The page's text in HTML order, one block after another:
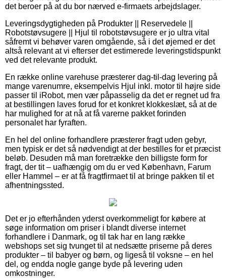
det beroer på at du bor nærved e-firmaets arbejdslager.
Leveringsdygtigheden på Produkter || Reservedele ||
Robotstøvsugere || Hjul til robotstøvsugere er jo ultra vital
såfremt vi behøver varen omgående, så i det øjemed er det
altså relevant at vi efterser det estimerede leveringstidspunkt
ved det relevante produkt.
En række online varehuse præsterer dag-til-dag levering på
mange varenumre, eksempelvis Hjul inkl. motor til højre side
passer til iRobot, men vær påpasselig da det er regnet ud fra
at bestillingen laves forud for et konkret klokkeslæt, så at de
har mulighed for at nå at få varerne pakket forinden
personalet har fyraften.
En hel del online forhandlere præsterer fragt uden gebyr,
men typisk er det så nødvendigt at der bestilles for et præcist
beløb. Desuden må man foretrække den billigste form for
fragt, der tit – uafhængig om du er ved København, Farum
eller Hammel – er at få fragtfirmaet til at bringe pakken til et
afhentningssted.
Det er jo efterhånden yderst overkommeligt for købere at
søge information om priser i blandt diverse internet
forhandlere i Danmark, og til tak har en lang række
webshops set sig tvunget til at nedsætte priserne på deres
produkter – til babyer og børn, og ligeså til voksne – en hel
del, og endda nogle gange byde på levering uden
omkostninger.